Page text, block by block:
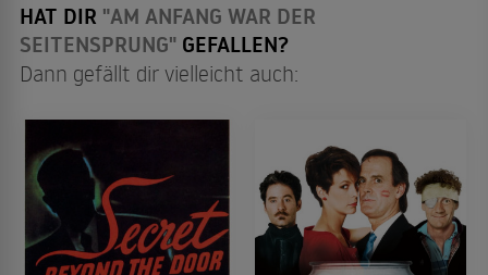
HAT DIR "AM ANFANG WAR DER
SEITENSPRUNG" GEFALLEN?
Dann gefällt dir vielleicht auch: